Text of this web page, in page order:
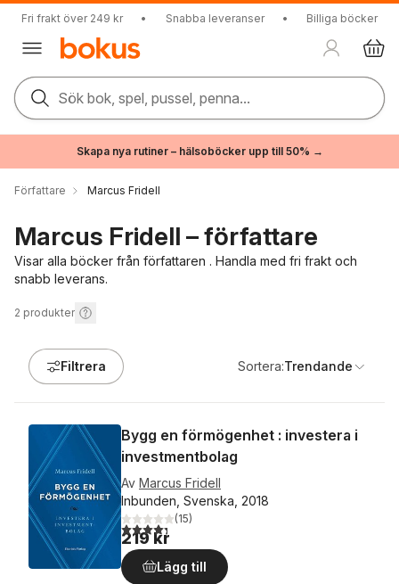
Fri frakt över 249 kr • Snabba leveranser • Billiga böcker
Sök bok, spel, pussel, penna...
Skapa nya rutiner – hälsoböcker upp till 50% →
Författare Marcus Fridell
Marcus Fridell – författare
Visar alla böcker från författaren . Handla med fri frakt och
snabb leverans.
2 produkter
Filtrera Sortera:Trendande
Bygg en förmögenhet : investera i
investmentbolag
Av Marcus Fridell
Inbunden, Svenska, 2018
4,3utav 5 stjärnor. Totalt antal röster:
(15)
219 kr
Lägg till